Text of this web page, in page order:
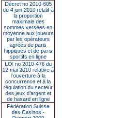
Décret no 2010-605
du 4 juin 2010 relatif à
la proportion
maximale des
sommes versées en
moyenne aux joueurs
par les opérateurs
agréés de paris
hippiques et de paris
sportifs en ligne
LOI no 2010-476 du
12 mai 2010 relative à
l’ouverture à la
concurrence et à la
régulation du secteur
des jeux d’argent et
de hasard en ligne
Fédération Suisse
des Casinos -